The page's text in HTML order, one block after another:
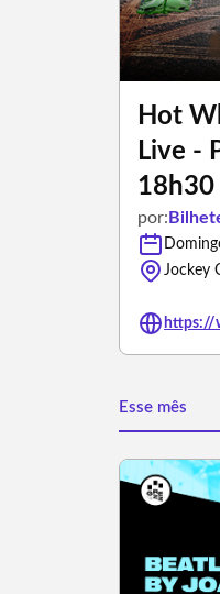
Hot
Live -
18h30
por:
Jockey
Esse mês